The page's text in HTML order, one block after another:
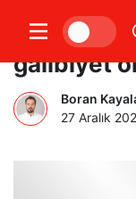
Servet
galibiyet
Boran
27 Aralık